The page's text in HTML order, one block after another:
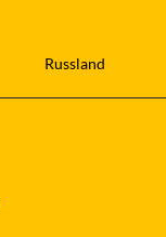
Russland